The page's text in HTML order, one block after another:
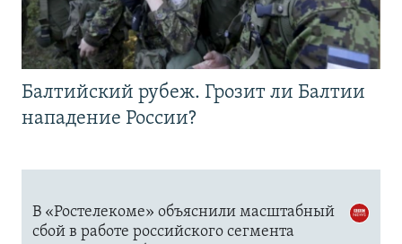
Балтийский рубеж. Грозит ли Балтии
нападение России?